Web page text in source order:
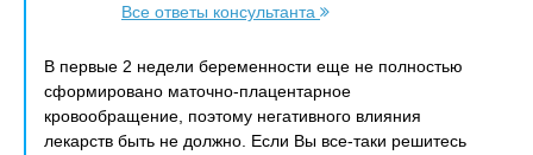
Все ответы консультанта
В первые 2 недели беременности еще не полностью
сформировано маточно-плацентарное
кровообращение, поэтому негативного влияния
лекарств быть не должно. Если Вы все-таки решитесь